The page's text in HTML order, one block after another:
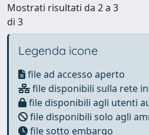
Mostrati risultati da 2 a 3
di 3
Legenda icone
file ad accesso aperto
file disponibili sulla rete
file disponibili agli utenti
file disponibili solo agli
file sotto embargo